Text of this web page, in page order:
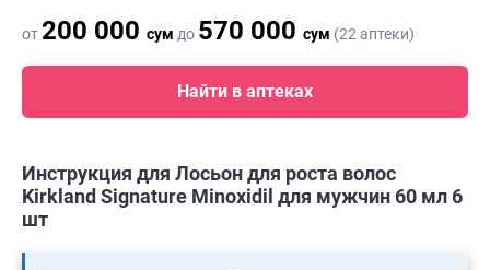
от 200 000 сум до 570 000 сум (22 аптеки)
Найти в аптеках
Инструкция для Лосьон для роста волос
Kirkland Signature Minoxidil для мужчин 60 мл 6
шт